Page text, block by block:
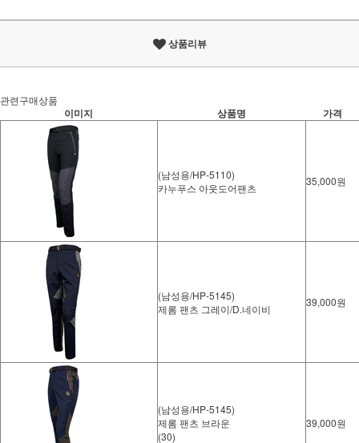
상품리뷰
관련구매상품
이미지 상품명 가격
(남성용/HP-5110)
카누푸스 아웃도어팬츠
35,000원
(남성용/HP-5145)
제롬 팬츠 그레이/D.네이비
39,000원
(남성용/HP-5145)
제롬 팬츠 브라운
(30)
39,000원